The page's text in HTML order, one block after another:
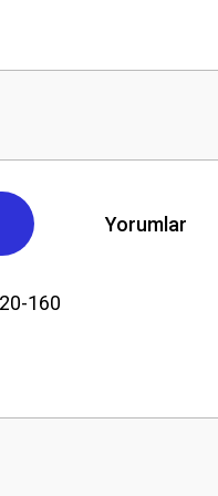
Yorumlar
160